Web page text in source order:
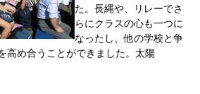
た。長縄や、リレーでさ
らにクラスの心も一つに
なったし、他の学校と争
高め合うことができました。太陽